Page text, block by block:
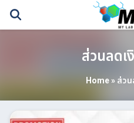
Skip
ส่วนลดเ
Home» ส่วน